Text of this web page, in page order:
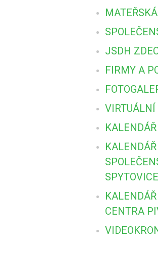
JSDH
FIRMY A
VIRTUÁLNÍ
SPYTOVICE
CENTRA